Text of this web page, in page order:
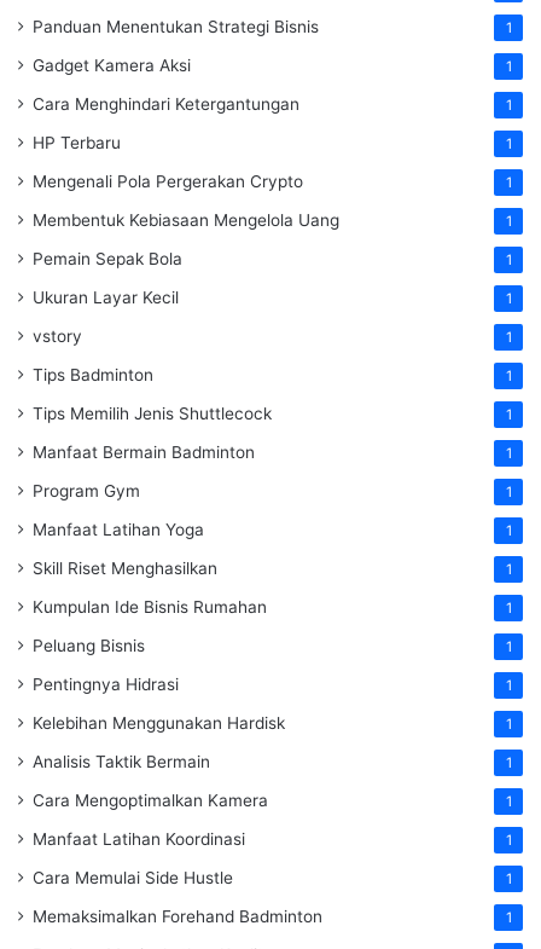
Panduan Menentukan Strategi Bisnis 1
Gadget Kamera Aksi 1
Cara Menghindari Ketergantungan 1
HP Terbaru 1
Mengenali Pola Pergerakan Crypto 1
Membentuk Kebiasaan Mengelola Uang 1
Pemain Sepak Bola 1
Ukuran Layar Kecil 1
vstory 1
Tips Badminton 1
Tips Memilih Jenis Shuttlecock 1
Manfaat Bermain Badminton 1
Program Gym 1
Manfaat Latihan Yoga 1
Skill Riset Menghasilkan 1
Kumpulan Ide Bisnis Rumahan 1
Peluang Bisnis 1
Pentingnya Hidrasi 1
Kelebihan Menggunakan Hardisk 1
Analisis Taktik Bermain 1
Cara Mengoptimalkan Kamera 1
Manfaat Latihan Koordinasi 1
Cara Memulai Side Hustle 1
Memaksimalkan Forehand Badminton 1